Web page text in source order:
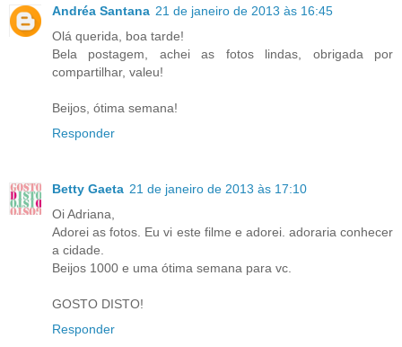
Andréa Santana 21 de janeiro de 2013 às 16:45
Olá querida, boa tarde!
Bela postagem, achei as fotos lindas, obrigada por
compartilhar, valeu!
Beijos, ótima semana!
Responder
Betty Gaeta 21 de janeiro de 2013 às 17:10
Oi Adriana,
Adorei as fotos. Eu vi este filme e adorei. adoraria conhecer
a cidade.
Beijos 1000 e uma ótima semana para vc.
GOSTO DISTO!
Responder